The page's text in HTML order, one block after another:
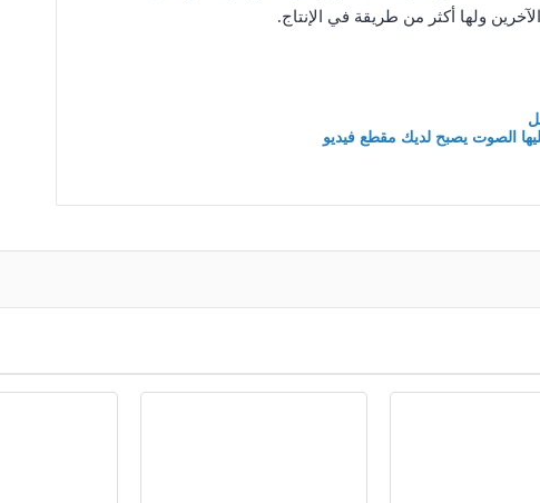
ولها أكثر من طريقة في الإنتاج.
الصوت يصبح لديك مقطع فيديو